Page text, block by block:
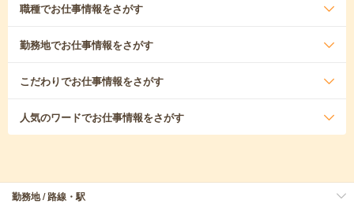
職種でお仕事情報をさがす
勤務地でお仕事情報をさがす
こだわりでお仕事情報をさがす
人気のワードでお仕事情報をさがす
勤務地 / 路線・駅